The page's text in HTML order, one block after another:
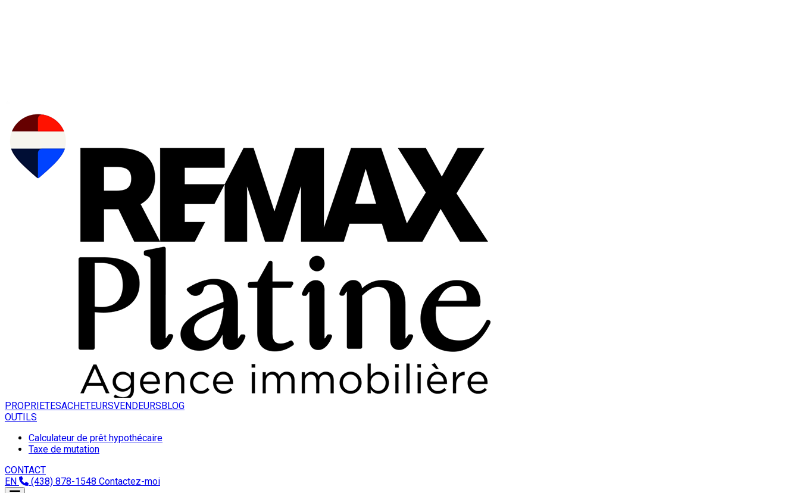
PROPRIETESACHETEURSVENDEURSBLOG
OUTILS
Calculateur de prêt hypothécaire
Taxe de mutation
CONTACT
EN
(438) 878-1548 Contactez-moi